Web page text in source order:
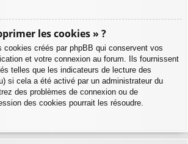
les cookies » ?
cookies créés par phpBB qui conservent vos
et votre connexion au forum. Ils fournissent
telles que les indicateurs de lecture des
si cela a été activé par un administrateur du
des problèmes de connexion ou de
des cookies pourrait les résoudre.